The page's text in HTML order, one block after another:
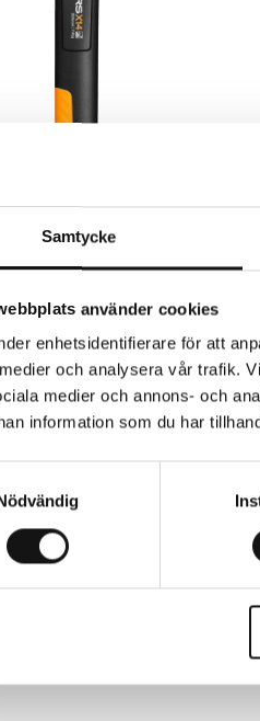
Samtycke
använder cookies
enhetsidentifierare för att
och analysera vår trafik.
medier och annons- och
information som du har
Om tillverkaren